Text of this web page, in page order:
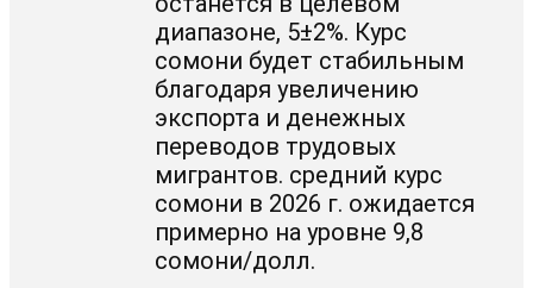
диапазоне, 5±2%. Курс
сомони будет стабильным
благодаря увеличению
экспорта и денежных
переводов трудовых
мигрантов. средний курс
сомони в 2026 г. ожидается
примерно на уровне 9,8
сомони/долл.